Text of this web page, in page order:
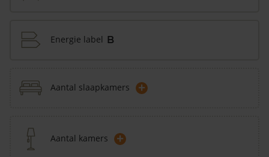
Energie label B
Aantal slaapkamers +
Aantal kamers +